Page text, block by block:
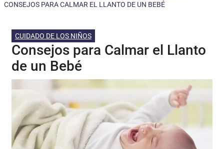
CONSEJOS PARA CALMAR EL LLANTO DE UN BEBÉ
CUIDADO DE LOS NIÑOS
Consejos para Calmar el Llanto
de un Bebé